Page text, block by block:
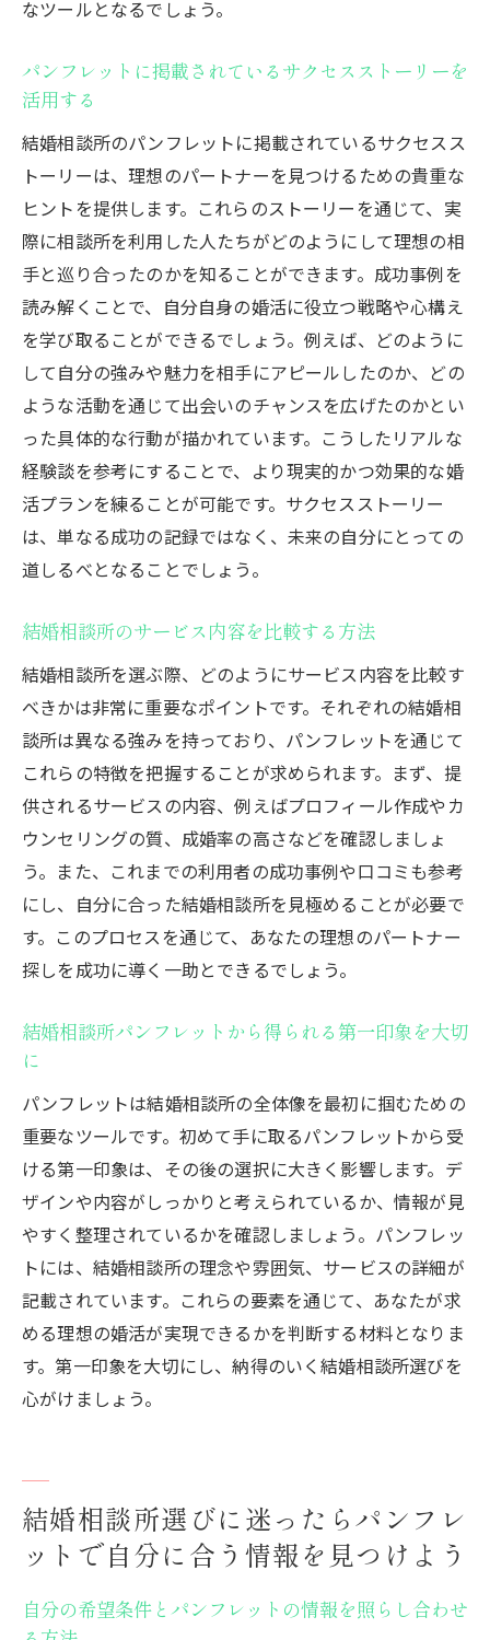
会員の声をパンフレットから見つける方法
ート
結婚相談所のイベント情報をパンフレット
から把握する
理想の結婚相談所をパンフレットで見極めるた
めの実践ガイド
パンフレットの情報を基にした比較表の作
成法
結婚相談所の信頼度をパンフレットで判断
する
結婚相談所の文化をパンフレットで感じ取
る
パンフレットで紹介される成功事例の解釈
る
結婚相談所のパンフレットを通して新しい一歩
を踏み出すヒント
パンフレットに掲載された体験談を活かす
新しい出会いをパンフレットから想像する
パンフレットで知る結婚相談所の最新トレ
ンド
自分の婚活スタイルをパンフレットで定め
る
解消
パートナーと出会う方法
パンフレットの情報で相談所の信頼性を測
る
結婚相談所のサービス内容をパンフレット
で検討
理想の出会いをパンフレットからビジュア
ライズ
パンフレットに基づく婚活の戦略的アプロ
ーチ
結婚相談所の成功例をパンフレットで学ぶ
東京で婚活をご検討中の皆さまへ
なツールとなるでしょう。
パンフレットに掲載されているサクセスストーリーを
活用する
結婚相談所のパンフレットに掲載されているサクセスス
トーリーは、理想のパートナーを見つけるための貴重な
ヒントを提供します。これらのストーリーを通じて、実
際に相談所を利用した人たちがどのようにして理想の相
手と巡り合ったのかを知ることができます。成功事例を
読み解くことで、自分自身の婚活に役立つ戦略や心構え
を学び取ることができるでしょう。例えば、どのように
して自分の強みや魅力を相手にアピールしたのか、どの
ような活動を通じて出会いのチャンスを広げたのかとい
った具体的な行動が描かれています。こうしたリアルな
経験談を参考にすることで、より現実的かつ効果的な婚
活プランを練ることが可能です。サクセスストーリー
は、単なる成功の記録ではなく、未来の自分にとっての
道しるべとなることでしょう。
結婚相談所のサービス内容を比較する方法
結婚相談所を選ぶ際、どのようにサービス内容を比較す
べきかは非常に重要なポイントです。それぞれの結婚相
談所は異なる強みを持っており、パンフレットを通じて
これらの特徴を把握することが求められます。まず、提
供されるサービスの内容、例えばプロフィール作成やカ
ウンセリングの質、成婚率の高さなどを確認しましょ
う。また、これまでの利用者の成功事例や口コミも参考
にし、自分に合った結婚相談所を見極めることが必要で
す。このプロセスを通じて、あなたの理想のパートナー
探しを成功に導く一助とできるでしょう。
結婚相談所パンフレットから得られる第一印象を大切
に
パンフレットは結婚相談所の全体像を最初に掴むための
重要なツールです。初めて手に取るパンフレットから受
ける第一印象は、その後の選択に大きく影響します。デ
ザインや内容がしっかりと考えられているか、情報が見
やすく整理されているかを確認しましょう。パンフレッ
トには、結婚相談所の理念や雰囲気、サービスの詳細が
記載されています。これらの要素を通じて、あなたが求
める理想の婚活が実現できるかを判断する材料となりま
す。第一印象を大切にし、納得のいく結婚相談所選びを
心がけましょう。
結婚相談所選びに迷ったらパンフレ
ットで自分に合う情報を見つけよう
自分の希望条件とパンフレットの情報を照らし合わせ